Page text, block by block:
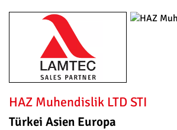
HAZ Muhendislik LTD STI
Türkei Asien Europa